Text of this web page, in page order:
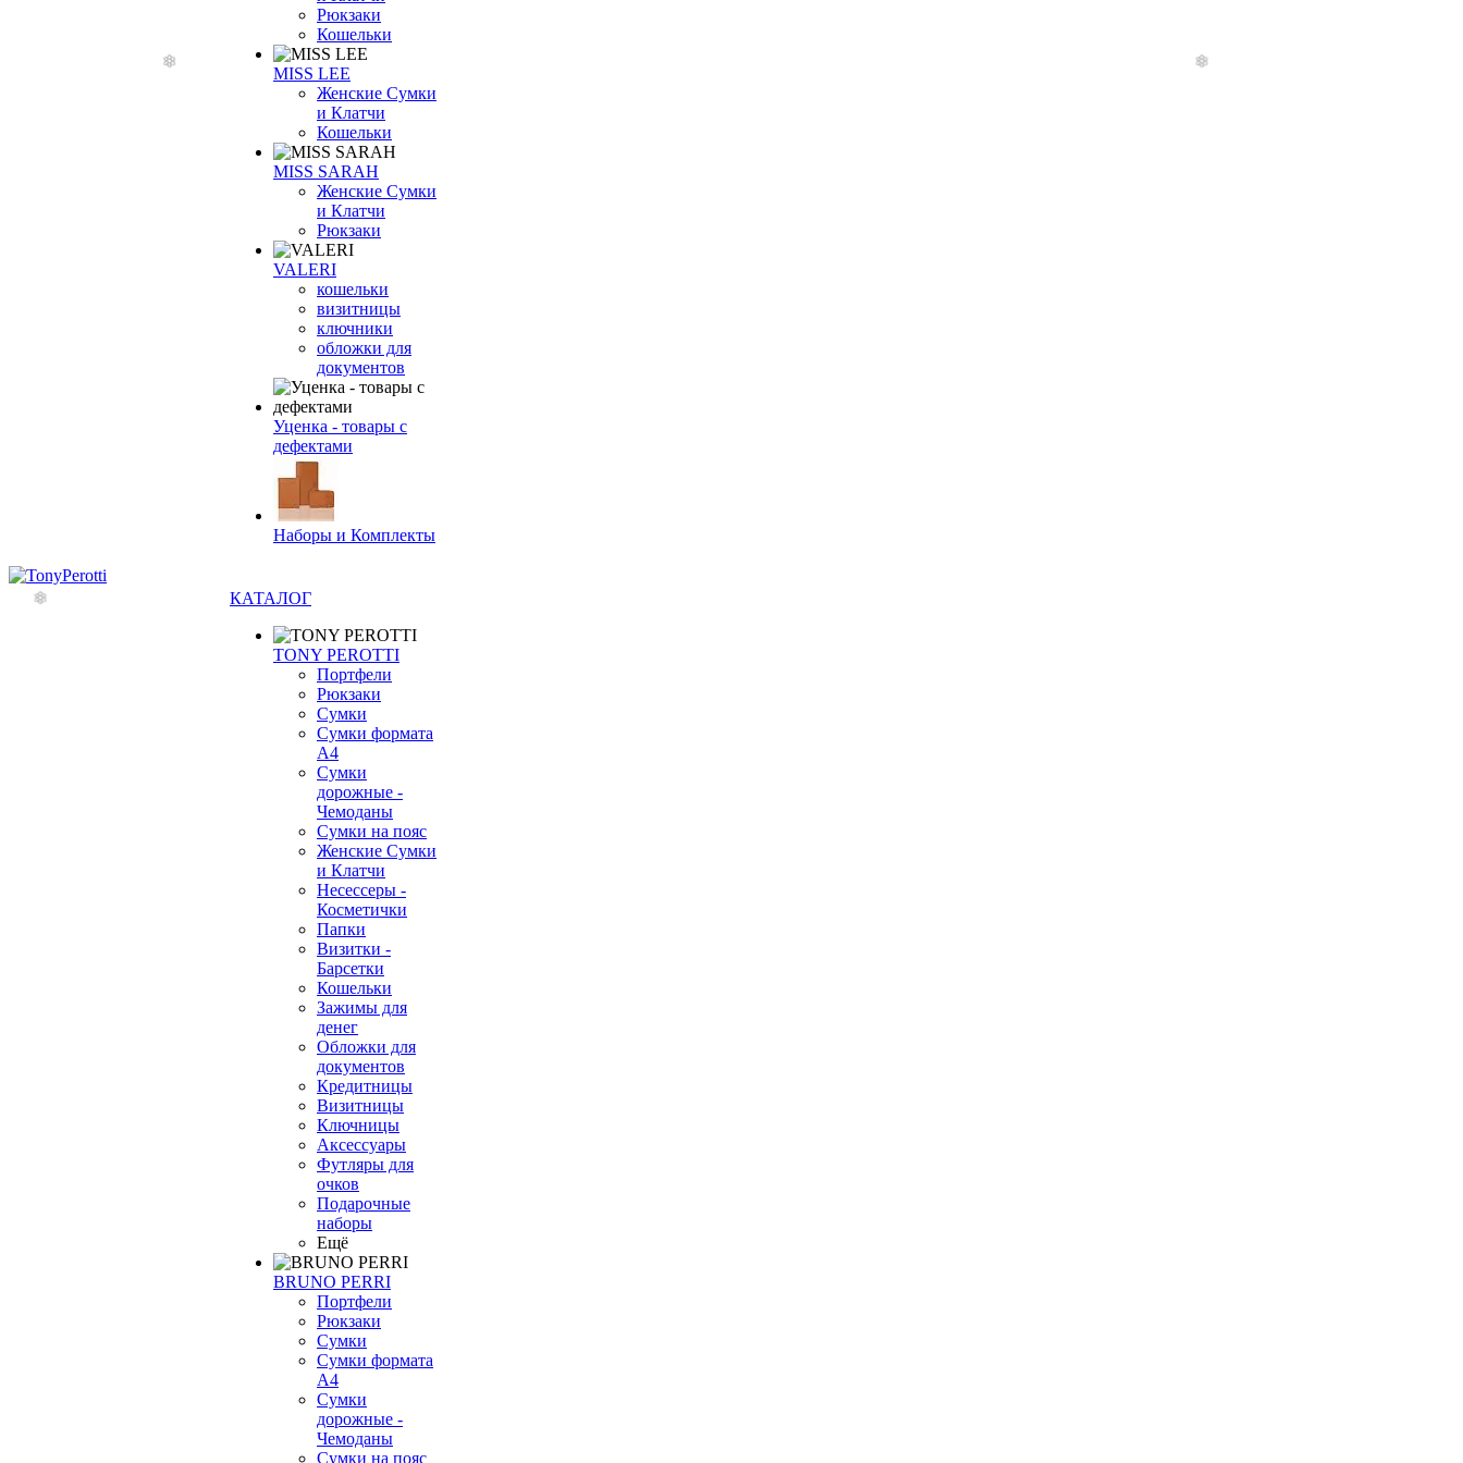
Рюкзаки
Кошельки
MISS LEE
Женские Сумки
и Клатчи
Кошельки
MISS SARAH
Женские Сумки
и Клатчи
Рюкзаки
VALERI
кошельки
визитницы
ключники
обложки для
документов
Уценка - товары с
дефектами
Наборы и Комплекты
КАТАЛОГ
TONY PEROTTI
Портфели
Рюкзаки
Сумки
Сумки формата
А4
Сумки
дорожные -
Чемоданы
Сумки на пояс
Женские Сумки
и Клатчи
Несессеры -
Косметички
Папки
Визитки -
Барсетки
Кошельки
Зажимы для
денег
Обложки для
документов
Кредитницы
Визитницы
Ключницы
Аксессуары
Футляры для
очков
Подарочные
наборы
Ещё
BRUNO PERRI
Портфели
Рюкзаки
Сумки
Сумки формата
А4
Сумки
дорожные -
Чемоданы
Сумки на пояс